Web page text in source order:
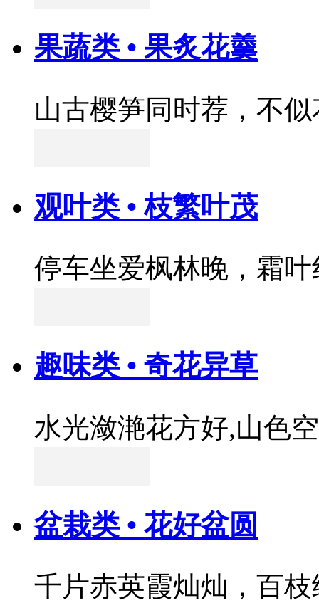
果蔬类 • 果炙花羹
山古樱笋同时荐，不
观叶类 • 枝繁叶茂
停车坐爱枫林晚，霜
趣味类 • 奇花异草
水光潋滟花方好,山色
盆栽类 • 花好盆圆
千片赤英霞灿灿，百